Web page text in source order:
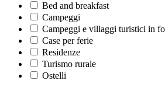
Bed and breakfast
Campeggi
Campeggi e villaggi turistici in
Case per ferie
Residenze
Turismo rurale
Ostelli